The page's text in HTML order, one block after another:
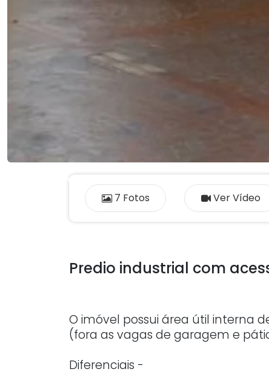
7 Fotos
Ver Vídeo
Predio industrial com
O imóvel possui área útil interna de
(fora as vagas de garagem e
Diferenciais -